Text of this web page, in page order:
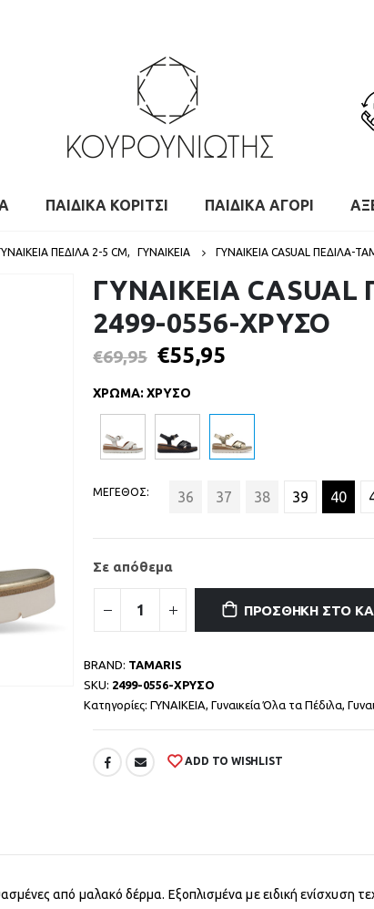
ΠΑΙΔΙΚΑ ΚΟΡΙΤΣΙ ΠΑΙΔΙΚΑ ΑΓΟΡΙ
ΠΈΔΙΛΑ 2-5 CM, ΓΥΝΑΙΚΕΙΑ ΓΥΝΑΙΚΕΙΑ CASUAL ΠΕΔΙΛΑ-
ΓΥΝΑΙΚΕΙΑ CASUAL
2499-0556-ΧΡΥΣΟ
€69,95 €55,95
ΧΡΩΜΑ: ΧΡΥΣΟ
ΜΕΓΕΘΟΣ 36 37 38 39 40
Σε απόθεμα
ΠΡΟΣΘΉΚΗ ΣΤΟ
BRAND: TAMARIS
SKU: 2499-0556-ΧΡΥΣΟ
Κατηγορίες: ΓΥΝΑΙΚΕΙΑ, Γυναικεία Όλα τα Πέδιλα,
ADD TO WISHLIST
από μαλακό δέρμα. Εξοπλισμένα με ειδική ενίσχυση